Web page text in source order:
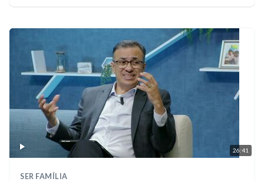
26:41
SER FAMÍLIA